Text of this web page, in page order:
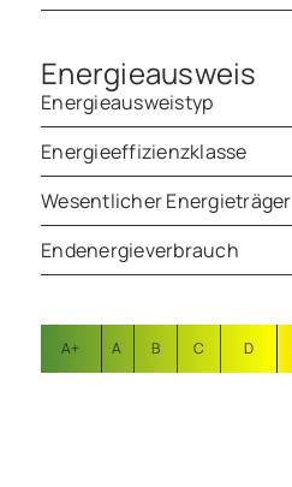
Energieausweis
Energieausweistyp
Energieeffizienzklasse
Wesentlicher Energieträger
Endenergieverbrauch
A+ A B C D